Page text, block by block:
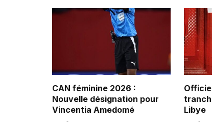
CAN féminine 2026 :
Nouvelle désignation pour
Vincentia Amedomé
Libye